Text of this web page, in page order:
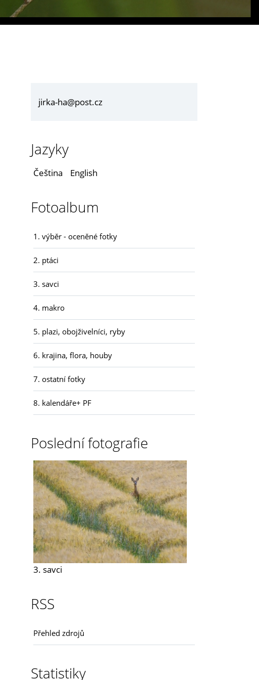
jirka-ha@post.cz
Jazyky
Čeština English
Fotoalbum
1. výběr - oceněné fotky
2. ptáci
3. savci
4. makro
5. plazi, obojživelníci, ryby
6. krajina, flora, houby
7. ostatní fotky
8. kalendáře+ PF
Poslední fotografie
3. savci
RSS
Přehled zdrojů
Statistiky